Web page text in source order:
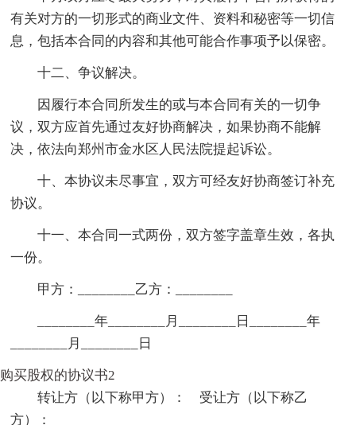
有关对方的一切形式的商业文件、资料和秘密等一切信
息，包括本合同的内容和其他可能合作事项予以保密。
十二、争议解决。
因履行本合同所发生的或与本合同有关的一切争
议，双方应首先通过友好协商解决，如果协商不能解
决，依法向郑州市金水区人民法院提起诉讼。
十、本协议未尽事宜，双方可经友好协商签订补充
协议。
十一、本合同一式两份，双方签字盖章生效，各执
一份。
甲方：________乙方：________
________年________月________日________年
________月________日
购买股权的协议书2
转让方（以下称甲方）： 受让方（以下称乙
方）：